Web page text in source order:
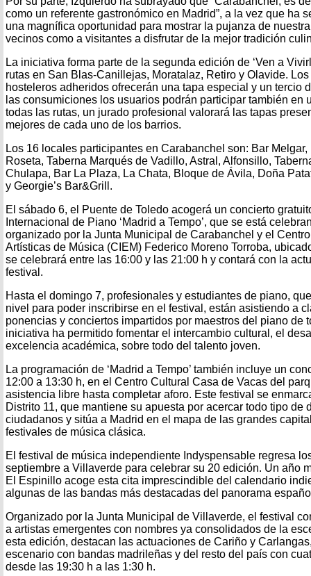
como un referente gastronómico en Madrid”, a la vez que ha
una magnífica oportunidad para mostrar la pujanza de
vecinos como a visitantes a disfrutar de la mejor tradición
La iniciativa forma parte de la segunda edición de ‘Ven a
rutas en San Blas-Canillejas, Moratalaz, Retiro y Olavide.
hosteleros adheridos ofrecerán una tapa especial y un tercio
las consumiciones los usuarios podrán participar también en
todas las rutas, un jurado profesional valorará las tapas
mejores de cada uno de los barrios.
Los 16 locales participantes en Carabanchel son: Bar Melgar,
Roseta, Taberna Marqués de Vadillo, Astral, Alfonsillo,
Chulapa, Bar La Plaza, La Chata, Bloque de Ávila, Doña
y Georgie’s Bar&Grill.
El sábado 6, el Puente de Toledo acogerá un concierto
Internacional de Piano ‘Madrid a Tempo’, que se está
organizado por la Junta Municipal de Carabanchel y el
Artísticas de Música (CIEM) Federico Moreno Torroba,
se celebrará entre las 16:00 y las 21:00 h y contará con la
festival.
Hasta el domingo 7, profesionales y estudiantes de piano,
nivel para poder inscribirse en el festival, están asistiendo a
ponencias y conciertos impartidos por maestros del piano de
iniciativa ha permitido fomentar el intercambio cultural, el
excelencia académica, sobre todo del talento joven.
La programación de ‘Madrid a Tempo’ también incluye un
12:00 a 13:30 h, en el Centro Cultural Casa de Vacas del
asistencia libre hasta completar aforo. Este festival se
Distrito 11, que mantiene su apuesta por acercar todo tipo de
ciudadanos y sitúa a Madrid en el mapa de las grandes
festivales de música clásica.
El festival de música independiente Indyspensable regresa
septiembre a Villaverde para celebrar su 20 edición. Un año
El Espinillo acoge esta cita imprescindible del calendario
algunas de las bandas más destacadas del panorama
Organizado por la Junta Municipal de Villaverde, el festival
a artistas emergentes con nombres ya consolidados de la
esta edición, destacan las actuaciones de Cariño y
escenario con bandas madrileñas y del resto del país con
desde las 19:30 h a las 1:30 h.